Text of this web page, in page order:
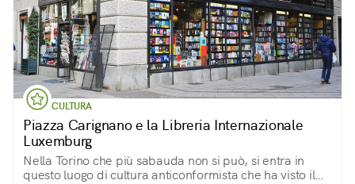
CULTURA
Piazza Carignano e la Libreria Internazionale
Luxemburg
Nella Torino che più sabauda non si può, si entra in
questo luogo di cultura anticonformista che ha visto il